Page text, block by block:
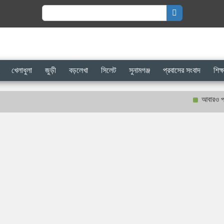
Search
for:
খেলাধুলা জুড়ী বড়লেখা সিলেট সুনামগঞ্জ প্রবাসের সংবাদ
আবারও প্রকাশ্যে